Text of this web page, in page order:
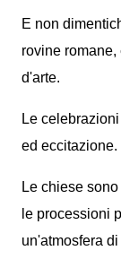
E non
rovine
d'arte.
Le
ed eccitazione.
Le chiese
le processioni
un'atmosfera di